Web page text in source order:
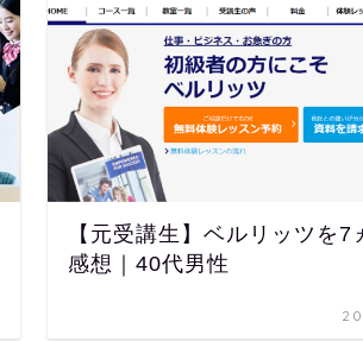
【元受講生】ベルリッツを7
感想｜40代男性